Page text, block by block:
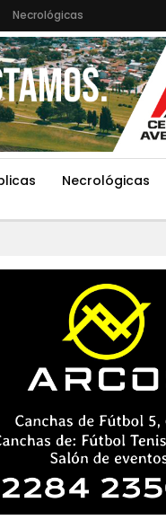
Necrológicas
Necrológicas